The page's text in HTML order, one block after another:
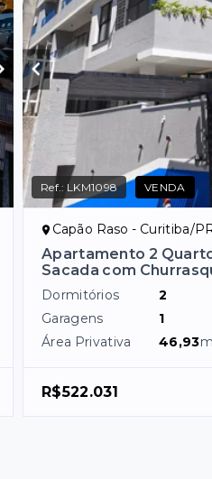
Ref.: LKM1098 VENDA
Capão Raso - Curitiba/
Apartamento 2
Sacada com
Dormitórios
2
Garagens
1
Área Privativa
46,93
R$522.031